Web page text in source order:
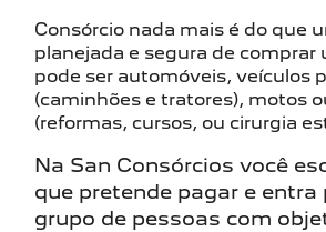
Consórcio nada mais é do que
planejada e segura de comprar
pode ser automóveis, veículos
(caminhões e tratores), motos
(reformas, cursos, ou cirurgia
Na San Consórcios você
que pretende pagar e entra
grupo de pessoas com